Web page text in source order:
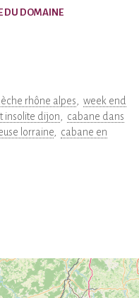
DU DOMAINE
rhône alpes
week end
insolite dijon
cabane dans
lorraine
cabane en